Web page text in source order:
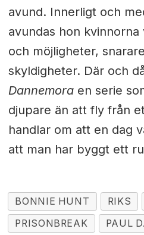
avund. Innerligt och
avundas hon
och möjligheter,
skyldigheter. Där och
Dannemoraen serie
djupare än att fly från
handlar om att en dag
att man har byggt ett
BONNIE HUNT RIKS
PRISONBREAK
PAUL